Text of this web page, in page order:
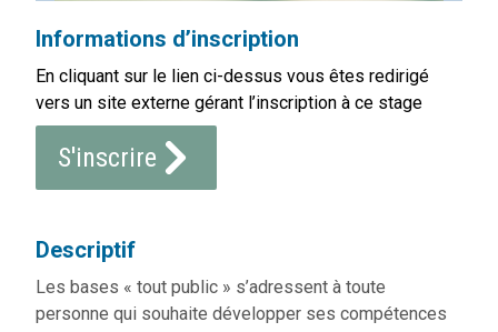
Informations d’inscription
En cliquant sur le lien ci-dessus vous êtes redirigé
vers un site externe gérant l’inscription à ce stage
S'inscrire
Descriptif
Les bases « tout public » s’adressent à toute
personne qui souhaite développer ses compétences